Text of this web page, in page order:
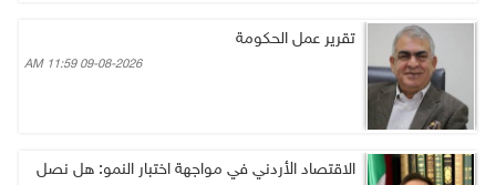
تقرير عمل الحكومة
09-08-2026 11:59 AM
الاقتصاد الأردني في مواجهة اختبار النمو: هل نصل